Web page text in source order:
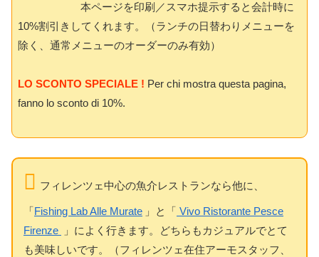
本ページを印刷／スマホ提示すると会計時に
10%割引きしてくれます。（ランチの日替わりメニューを
除く、通常メニューのオーダーのみ有効）
LO SCONTO SPECIALE ! Per chi mostra questa pagina,
fanno lo sconto di 10%.
フィレンツェ中心の魚介レストランなら他に、
「Fishing Lab Alle Murate 」と「 Vivo Ristorante Pesce
Firenze
」によく行きます。どちらもカジュアルでとて
も美味しいです。（フィレンツェ在住アーモスタッフ、